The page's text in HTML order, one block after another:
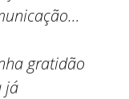
gratidão
já